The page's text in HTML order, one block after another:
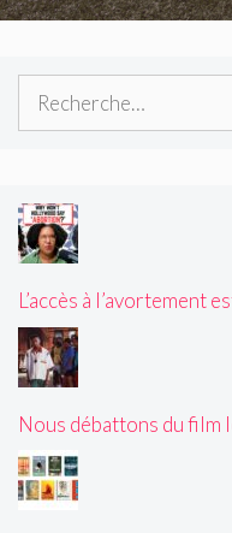
Rechercher :
L’accès à l’avortement
Nous débattons du film